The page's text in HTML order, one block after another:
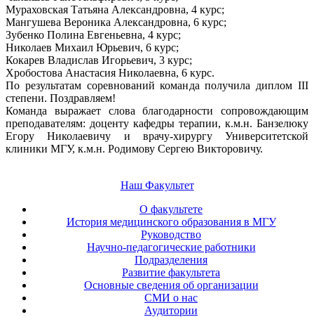
Мураховская Татьяна Александровна, 4 курс;
Мангушева Вероника Александровна, 6 курс;
Зубенко Полина Евгеньевна, 4 курс;
Николаев Михаил Юрьевич, 6 курс;
Кокарев Владислав Игорьевич, 3 курс;
Хробостова Анастасия Николаевна, 6 курс.
По результатам соревнований команда получила диплом III
степени. Поздравляем!
Команда выражает слова благодарности сопровождающим
преподавателям: доценту кафедры терапии, к.м.н. Банзелюку
Егору Николаевичу и врачу-хирургу Университетской
клиники МГУ, к.м.н. Родимову Сергею Викторовичу.
Наш Факультет
О факультете
История медицинского образования в МГУ
Руководство
Научно-педагогические работники
Подразделения
Развитие факультета
Основные сведения об организации
СМИ о нас
Аудитории